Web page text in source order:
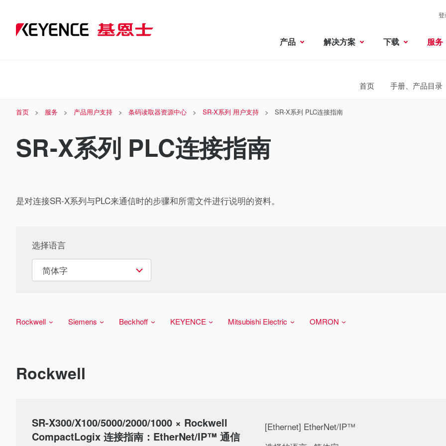
登
产品 解决方案 下载 服务
首页 手册、产品目录
首页 服务 产品用户支持 条码读取器资源中心 SR-X系列 用户支持 SR-X系列 PLC连接指南
SR-X系列 PLC连接指南
是对连接SR-X系列与PLC来通信时的步骤和所需文件进行说明的资料。
选择语言
Rockwell Siemens Beckhoff KEYENCE Mitsubishi Electric OMRON
Rockwell
SR-X300/X100/5000/2000/1000 × Rockwell
CompactLogix 连接指南：EtherNet/IP™ 通信
[Ethernet] EtherNet/IP™